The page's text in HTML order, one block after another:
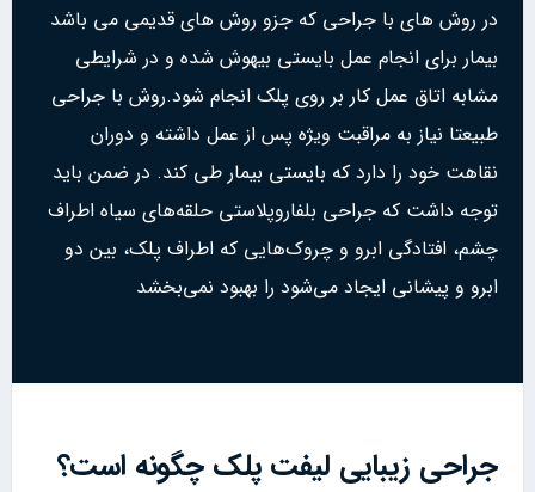
در روش های با جراحی که جزو روش های قدیمی می باشد
بیمار برای انجام عمل بایستی بیهوش شده و در شرایطی
مشابه اتاق عمل کار بر روی پلک انجام شود.روش با جراحی
طبیعتا نیاز به مراقبت ویژه پس از عمل داشته و دوران
نقاهت خود را دارد که بایستی بیمار طی کند. در ضمن باید
توجه داشت که جراحی بلفاروپلاستی حلقه‌های سیاه اطراف
چشم، افتادگی ابرو و چروک‌هایی که اطراف پلک، بین دو
ابرو و پیشانی ایجاد می‌شود را بهبود نمی‌بخشد
جراحی زیبایی لیفت پلک چگونه است؟